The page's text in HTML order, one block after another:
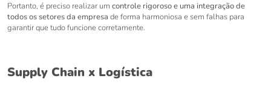
Portanto, é preciso realizar um controle rigoroso e uma integração de
todos os setores da empresa de forma harmoniosa e sem falhas para
garantir que tudo funcione corretamente.
Supply Chain x Logística